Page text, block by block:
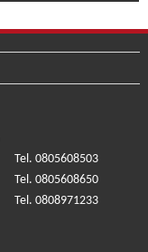
Tel. 0805608503
Tel. 0805608650
Tel. 0808971233